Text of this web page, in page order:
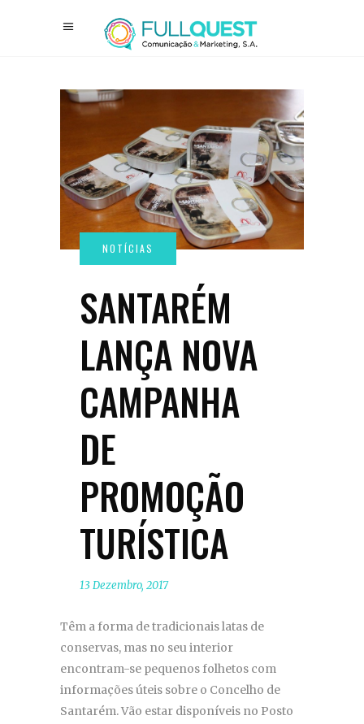
SANTARÉM
LANÇA NOVA
CAMPANHA
DE
PROMOÇÃO
TURÍSTICA
13 Dezembro, 2017
Têm a forma de tradicionais latas de
conservas, mas no seu interior
encontram-se pequenos folhetos com
informações úteis sobre o Concelho de
Santarém. Vão estar disponíveis no Posto